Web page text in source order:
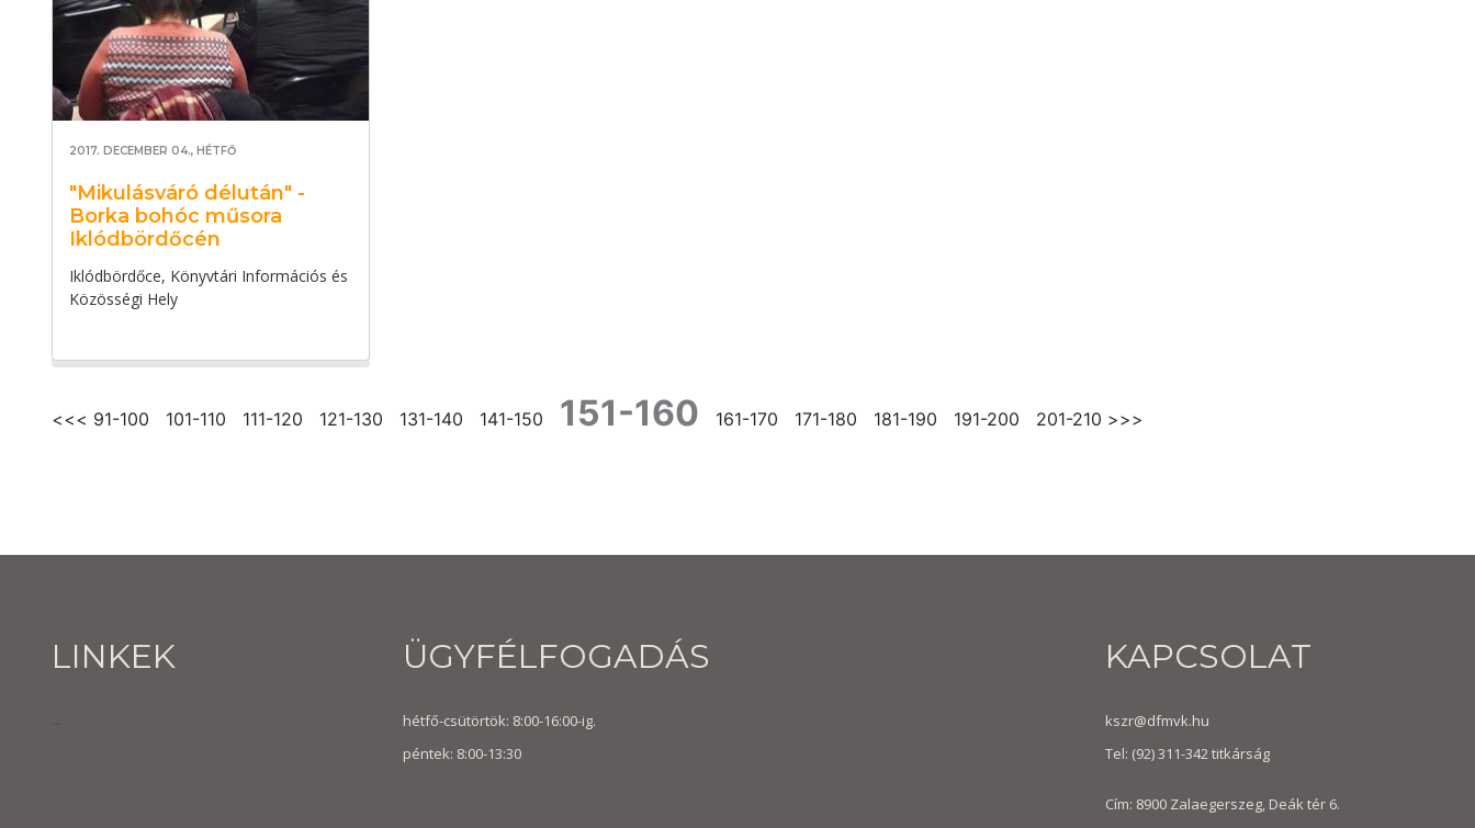
2017. DECEMBER 04., HÉTFŐ
"Mikulásváró délután" -
Borka bohóc műsora
Iklódbördőcén
Iklódbördőce, Könyvtári Információs és
Közösségi Hely
<<< 91-100 101-110 111-120 121-130 131-140 141-150 151-160 161-170 171-180 181-190 191-200 201-210 >>>
LINKEK
...
ÜGYFÉLFOGADÁS
hétfő-csütörtök: 8:00-16:00-ig.
péntek: 8:00-13:30
KAPCSOLAT
kszr@dfmvk.hu
Tel: (92) 311-342titkárság
Cím: 8900 Zalaegerszeg, Deák tér 6.